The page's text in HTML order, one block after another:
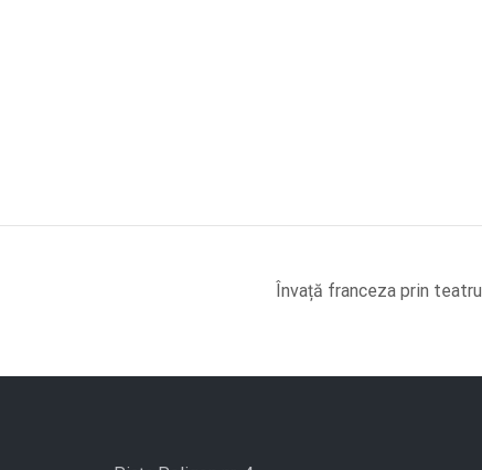
Învață franceza prin teatru